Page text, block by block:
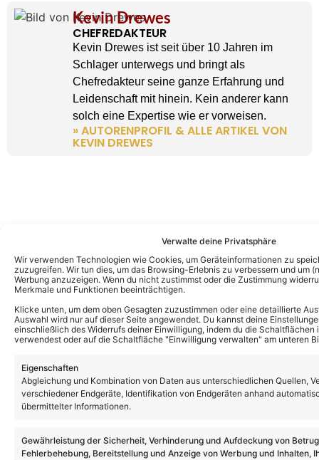
Verwalte deine Privatsphäre
Wir verwenden Technologien wie Cookies, um Geräteinformationen zu
zuzugreifen. Wir tun dies, um das Browsing-Erlebnis zu verbessern und um
Werbung anzuzeigen. Wenn du nicht zustimmst oder die Zustimmung
Merkmale und Funktionen beeinträchtigen.
Klicke unten, um dem oben Gesagten zuzustimmen oder eine detaillierte
Auswahl wird nur auf dieser Seite angewendet. Du kannst deine
einschließlich des Widerrufs deiner Einwilligung, indem du die
verwendest oder auf die Schaltfläche "Einwilligung verwalten" am unteren
Eigenschaften
Abgleichung und Kombination von Daten aus unterschiedlichen Quellen,
verschiedener Endgeräte, Identifikation von Endgeräten anhand
übermittelter Informationen.
Gewährleistung der Sicherheit, Verhinderung und Aufdeckung von
Fehlerbehebung, Bereitstellung und Anzeige von Werbung und Inhalten,
Kevin Drewes
CHEFREDAKTEUR
Kevin Drewes ist seit über 10 Jahren im
Schlager unterwegs und bringt als
Chefredakteur seine ganze Erfahrung und
Leidenschaft mit hinein. Kein anderer kann
solch eine Expertise wie er vorweisen.
» AUTORENPROFIL & ALLE ARTIKEL VON
KEVIN DREWES